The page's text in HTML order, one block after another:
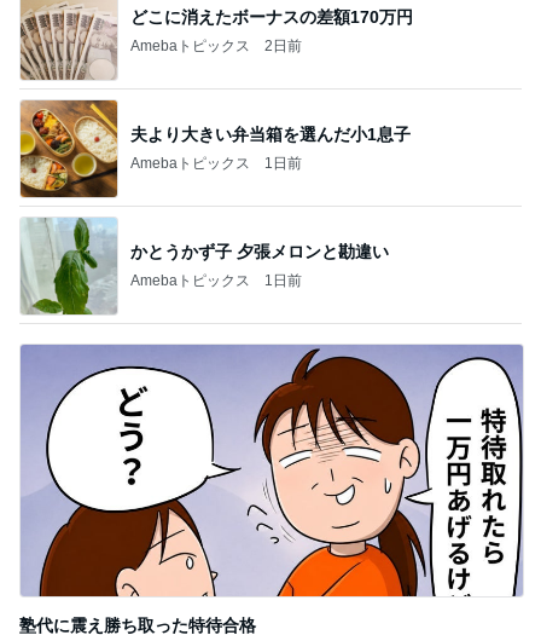
どこに消えたボーナスの差額170万円
Amebaトピックス 2日前
夫より大きい弁当箱を選んだ小1息子
Amebaトピックス 1日前
かとうかず子 夕張メロンと勘違い
Amebaトピックス 1日前
塾代に震え勝ち取った特待合格